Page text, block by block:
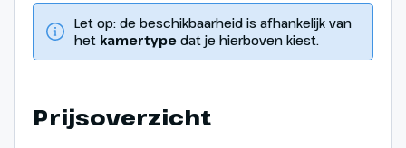
Naar Duitsland
Let op: de beschikbaarheid is afhankelijk van
het kamertype dat je hierboven kiest.
Prijsoverzicht